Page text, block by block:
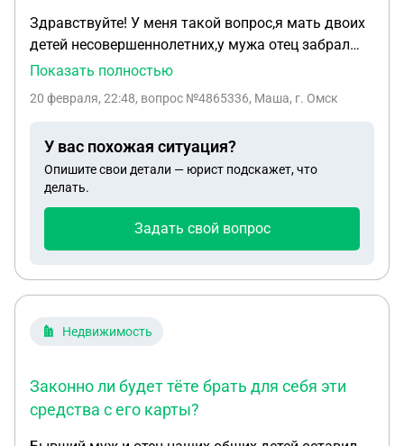
Здравствуйте! У меня такой вопрос,я мать двоих
детей несовершеннолетних,у мужа отец забрал
моих детей и неодает их мне,не отвечает на
полицию,но там сказали что дети нехочат сосной
их ,если вам их отдадут,я так понимаю что
полиция заодно с ним,якобы идёт
разбирательство что я якобы избивала их,но я их
как вернуть мне моих детей,если полиция на их
Показать полностью
20 февраля, 22:48, вопрос №4865336, Маша, г. Омск
У вас похожая ситуация?
Опишите свои детали — юрист подскажет, что
делать.
Задать свой вопрос
Недвижимость
Законно ли будет тёте брать для себя эти
средства с его карты?